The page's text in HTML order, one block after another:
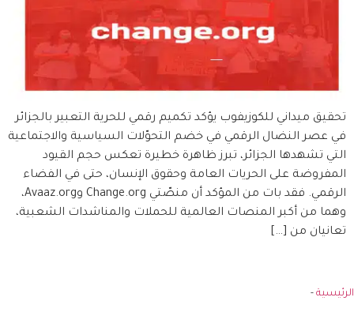
تحقيق ميداني للكوزيفوب يؤكد تكميم رقمي للحرية التعبير بالجزائر
في عصر النضال الرقمي في خضم التحوّلات السياسية والاجتماعية
التي تشهدها الجزائر، تبرز ظاهرة خطيرة تعكس حجم القيود
المفروضة على الحريات العامة وحقوق الإنسان، حتى في الفضاء
الرقمي. فقد بات من المؤكد أن منصّتي Change.org وAvaaz.org،
وهما من أكبر المنصات العالمية للحملات والمناشدات الشعبية،
تعانيان من […]
الرئيسية -